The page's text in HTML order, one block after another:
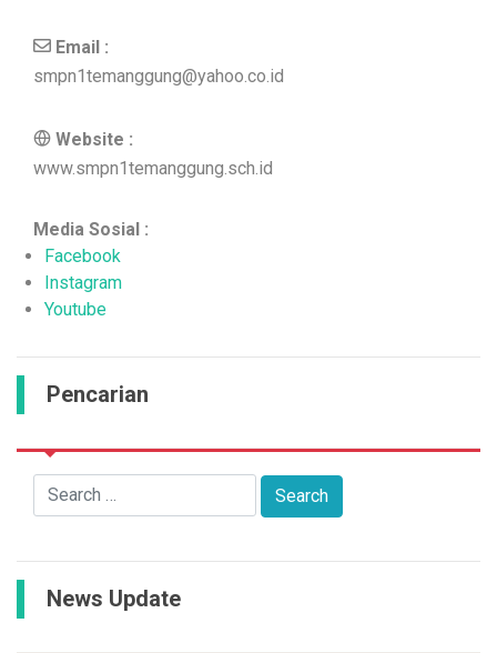
Email :
smpn1temanggung@yahoo.co.id
Website :
www.smpn1temanggung.sch.id
Media Sosial :
Facebook
Instagram
Youtube
Pencarian
News Update